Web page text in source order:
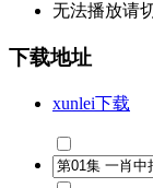
无法播放请
下载地址
xunlei下载